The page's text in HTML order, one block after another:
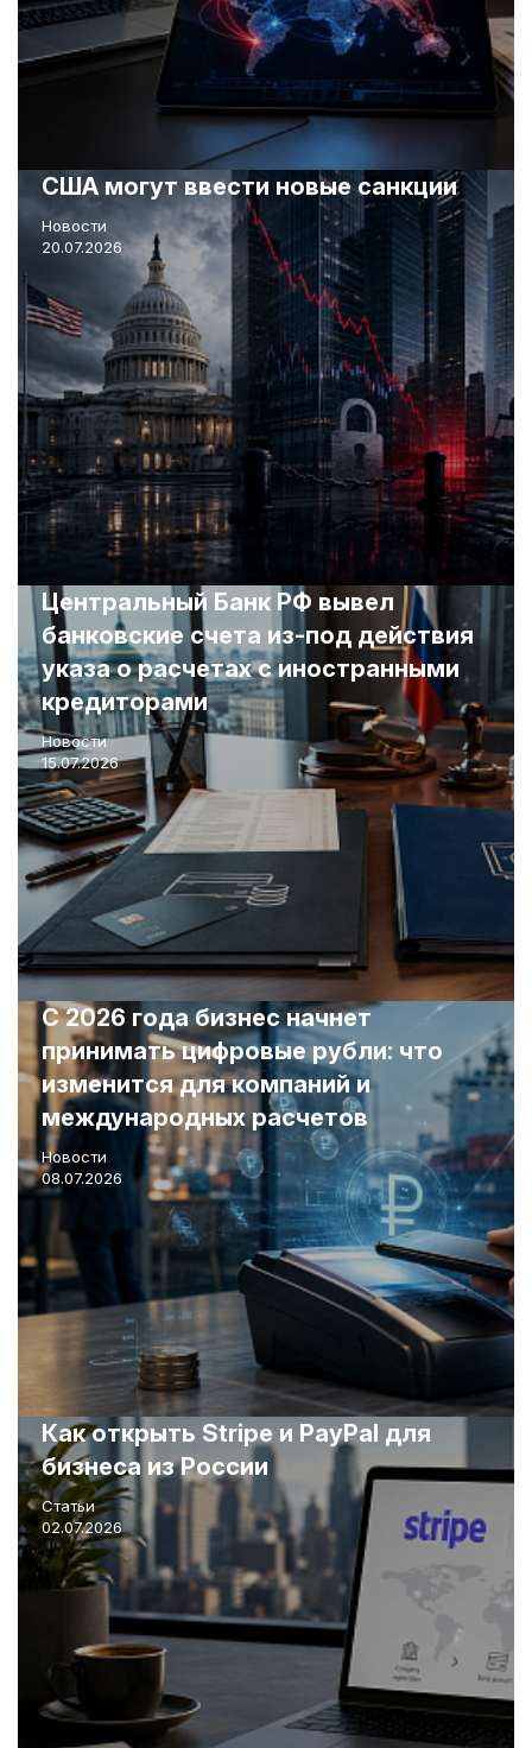
США могут ввести новые санкции
Новости
20.07.2026
Центральный Банк РФ вывел
банковские счета из-под действия
указа о расчетах с иностранными
кредиторами
Новости
15.07.2026
С 2026 года бизнес начнет
принимать цифровые рубли: что
изменится для компаний и
международных расчетов
Новости
08.07.2026
Как открыть Stripe и PayPal для
бизнеса из России
Статьи
02.07.2026